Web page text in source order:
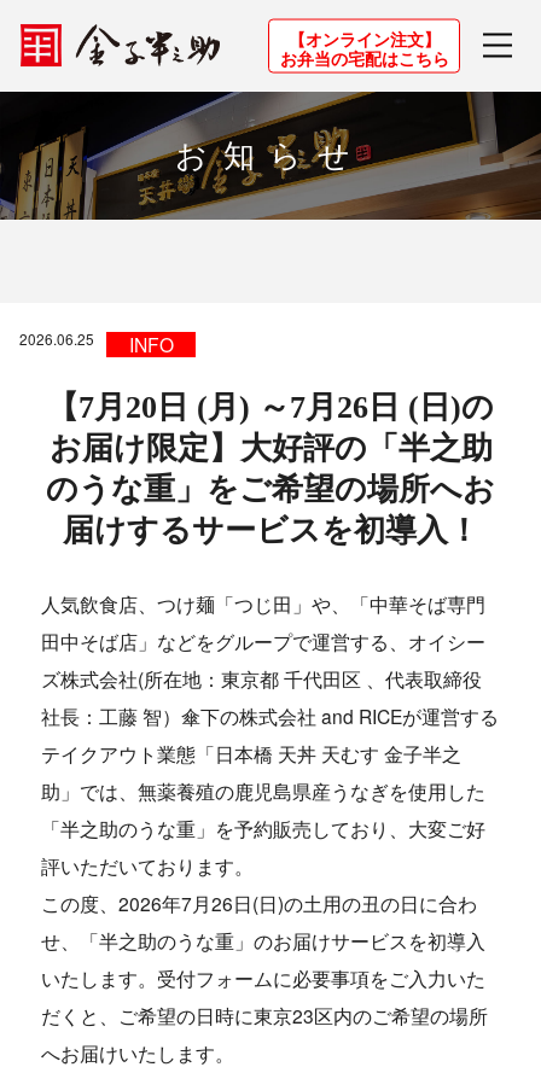
【オンライン注文】
お弁当の宅配はこちら
お知らせ
【7月20日 (月) ～7月26日 (日)の
お届け限定】大好評の「半之助
のうな重」をご希望の場所へお
届けするサービスを初導入！
2026.06.25 INFO
人気飲食店、つけ麺「つじ田」や、「中華そば専門
田中そば店」などをグループで運営する、オイシー
ズ株式会社(所在地：東京都 千代田区 、代表取締役
社長：工藤 智）傘下の株式会社 and RICEが運営する
テイクアウト業態「日本橋 天丼 天むす 金子半之
助」では、無薬養殖の鹿児島県産うなぎを使用した
「半之助のうな重」を予約販売しており、大変ご好
評いただいております。
この度、2026年7月26日(日)の土用の丑の日に合わ
せ、「半之助のうな重」のお届けサービスを初導入
いたします。受付フォームに必要事項をご入力いた
だくと、ご希望の日時に東京23区内のご希望の場所
へお届けいたします。